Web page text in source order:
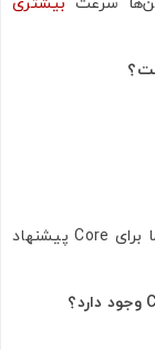
برای دسترسی (Access Layer) مناسب است، اما برای Core پیشنهاد